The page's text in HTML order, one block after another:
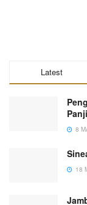
Latest
8
18